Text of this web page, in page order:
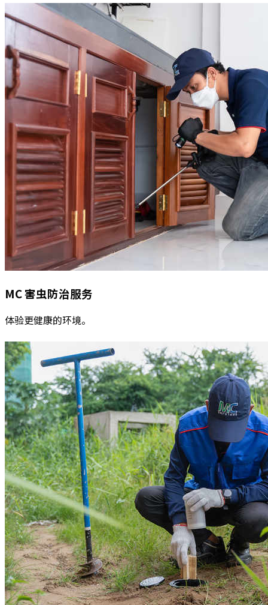
MC害虫防治服务
体验更健康的环境。